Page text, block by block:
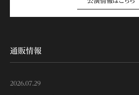
通販情報
2026.07.29